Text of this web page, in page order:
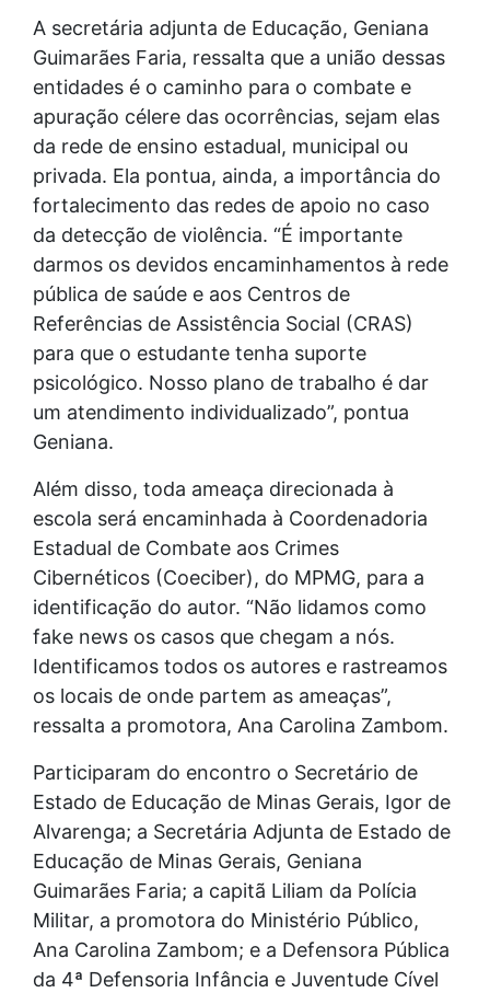
A secretária adjunta de Educação, Geniana
Guimarães Faria, ressalta que a união dessas
entidades é o caminho para o combate e
apuração célere das ocorrências, sejam elas
da rede de ensino estadual, municipal ou
privada. Ela pontua, ainda, a importância do
fortalecimento das redes de apoio no caso
da detecção de violência. “É importante
darmos os devidos encaminhamentos à rede
pública de saúde e aos Centros de
Referências de Assistência Social (CRAS)
para que o estudante tenha suporte
psicológico. Nosso plano de trabalho é dar
um atendimento individualizado”, pontua
Geniana.
Além disso, toda ameaça direcionada à
escola será encaminhada à Coordenadoria
Estadual de Combate aos Crimes
Cibernéticos (Coeciber), do MPMG, para a
identificação do autor. “Não lidamos como
fake news os casos que chegam a nós.
Identificamos todos os autores e rastreamos
os locais de onde partem as ameaças”,
ressalta a promotora, Ana Carolina Zambom.
Participaram do encontro o Secretário de
Estado de Educação de Minas Gerais, Igor de
Alvarenga; a Secretária Adjunta de Estado de
Educação de Minas Gerais, Geniana
Guimarães Faria; a capitã Liliam da Polícia
Militar, a promotora do Ministério Público,
Ana Carolina Zambom; e a Defensora Pública
da 4ª Defensoria Infância e Juventude Cível